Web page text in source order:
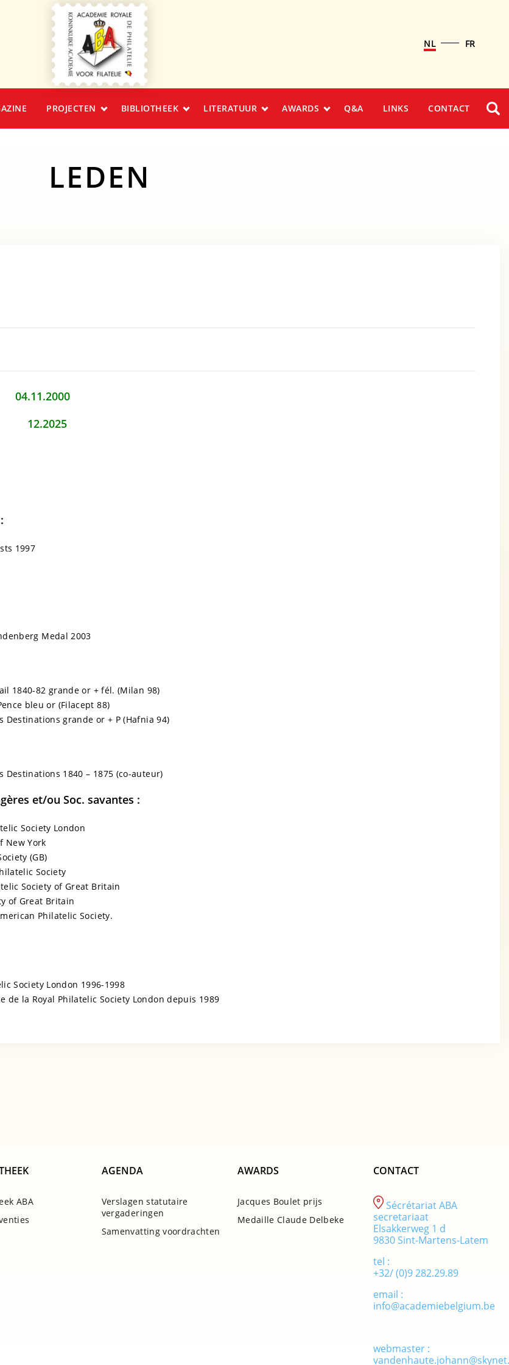
NL FR
PROJECTEN BIBLIOTHEEK LITERATUUR AWARDS Q&A LINKS CONTACT
LEDEN
1997
Medal 2003
1840-82 grande or + fél. (Milan 98)
bleu or (Filacept 88)
grande or + P (Hafnia 94)
1840 – 1875 (co-auteur)
et/ou Soc. savantes :
Society London
New York
(GB)
Society
Society of Great Britain
of Great Britain
Philatelic Society.
Society London 1996-1998
de la Royal Philatelic Society London depuis 1989
ABA
AGENDA
Verslagen statutaire
vergaderingen
Samenvatting voordrachten
AWARDS
Jacques Boulet prijs
Medaille Claude Delbeke
CONTACT
Sécrétariat ABA
secretariaat
Elsakkerweg 1 d
9830 Sint-Martens-Latem
tel :
+32/ (0)9 282.29.89
email :
info@academiebelgium.be
webmaster :